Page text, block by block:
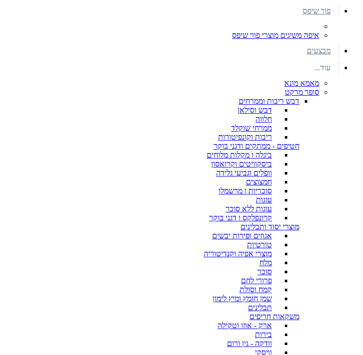
פור שיפס
איפה משיגים מוצרי פור שיפס
מבצעים
עוד...
מאמא מונא
סופר מרקט
דבש ריבות וממרחים
דבש וסילאן
חלווה
ממרחי שוקלד
ריבות וקונפיטורות
חטיפים - ממתקים ודגני בוקר
ביגלה ו מקלות מלוחים
ביסקוויטים וקרואסון
וופלים וגביעי גלידה
חמצוצים
סוכריות ו מרשמלו
עוגות
עוגות ללא סוכר
קרונפלקס ו דגני בוקר
מוצרי יסוד ותבלינים
אגוזים ופירות יבשים
טורטיות
מוצרי אפיה וקנדיטוריה
מלח
סוכר
פרורי לחם
קמח וסולת
שמן חומץ ומיץ לימון
תבלינים
משקאות חריפים
ארק - אוזו וטקילה
בירות
וודקה - גין ורום
וויסקי